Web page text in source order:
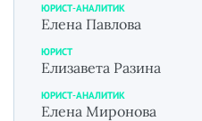
ЮРИСТ-АНАЛИТИК
Елена Павлова
ЮРИСТ
Елизавета Разина
ЮРИСТ-АНАЛИТИК
Елена Миронова